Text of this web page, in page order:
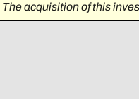
The acquisition of this